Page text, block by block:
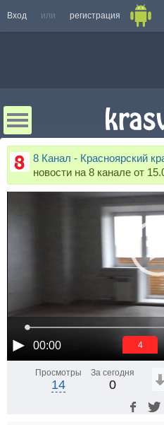
Вход или регистрация
8 Канал - Красноярский
новости на 8 канале от
00:00 4
Просмотры
14
За сегодня
0